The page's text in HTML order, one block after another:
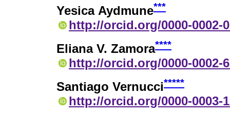
Yesica Aydmune***
http://orcid.org/0000-0002-
Eliana V. Zamora****
http://orcid.org/0000-0002-
Santiago Vernucci*****
http://orcid.org/0000-0003-